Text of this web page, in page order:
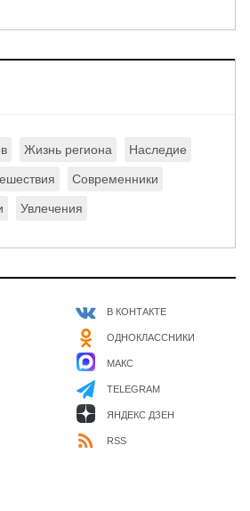
Жизнь региона Наследие
Современники
Увлечения
В КОНТАКТЕ
ОДНОКЛАССНИКИ
МАКС
TELEGRAM
ЯНДЕКС ДЗЕН
RSS